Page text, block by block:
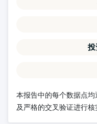
本报告中的每个数据点
及严格的交叉验证进行核